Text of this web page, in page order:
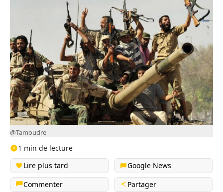
@Tamoudre
1 min de lecture
Lire plus tard
Google News
Commenter
Partager